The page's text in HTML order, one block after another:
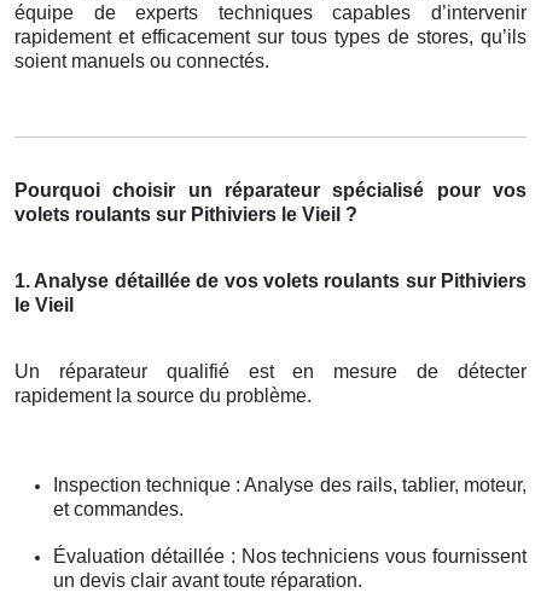
équipe de experts techniques capables d’intervenir
rapidement et efficacement sur tous types de stores, qu’ils
soient manuels ou connectés.
Pourquoi choisir un réparateur spécialisé pour vos
volets roulants sur Pithiviers le Vieil ?
1. Analyse détaillée de vos volets roulants sur Pithiviers
le Vieil
Un réparateur qualifié est en mesure de détecter
rapidement la source du problème.
Inspection technique : Analyse des rails, tablier, moteur,
et commandes.
Évaluation détaillée : Nos techniciens vous fournissent
un devis clair avant toute réparation.